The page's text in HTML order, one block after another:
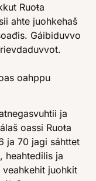
Ruoŧa
ahte juohkehaš
Gáibiduvvo
oahppu
ja
oassi Ruoŧa
ja 70 jagi sáhttet
heahtedilis ja
juohkit